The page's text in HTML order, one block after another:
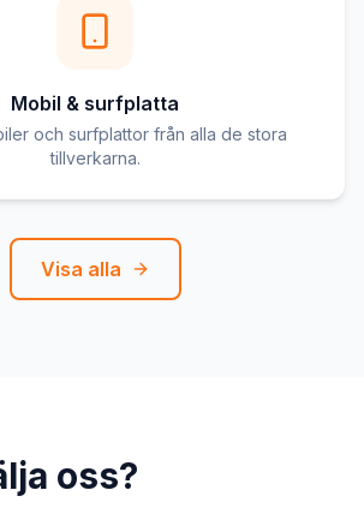
Mobil & surfplatta
och surfplattor från alla de stora
tillverkarna.
Visa alla
oss?